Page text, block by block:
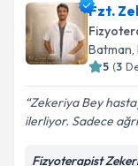
Fzt. Haşim
oluşturun.
takvim
Fzt.
Batman,
5 (3
Zekeriya Bey
ilerliyor. Sadece
Fizyoterapist